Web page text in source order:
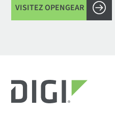
VISITEZ OPENGEAR